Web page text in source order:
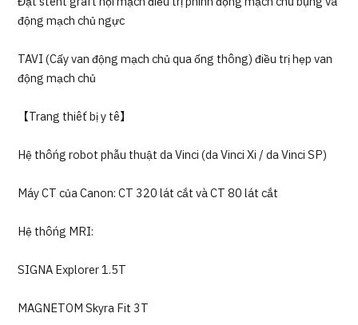
động mạch chủ ngực
TAVI (Cấy van động mạch chủ qua ống thông) điều trị hẹp van
động mạch chủ
【Trang thiết bị y tế】
Hệ thống robot phẫu thuật da Vinci (da Vinci Xi / da Vinci SP)
Máy CT của Canon: CT 320 lát cắt và CT 80 lát cắt
Hệ thống MRI:
SIGNA Explorer 1.5T
MAGNETOM Skyra Fit 3T